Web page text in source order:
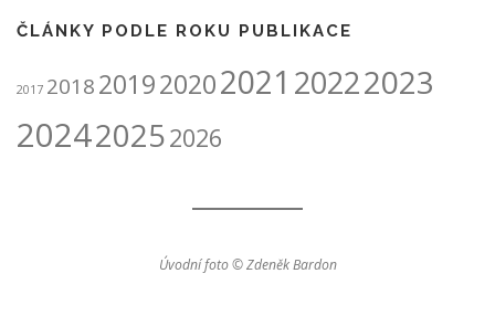
ČLÁNKY PODLE ROKU PUBLIKACE
2017 2018 201920202021 20222023
202420252026
Úvodní foto © Zdeněk Bardon